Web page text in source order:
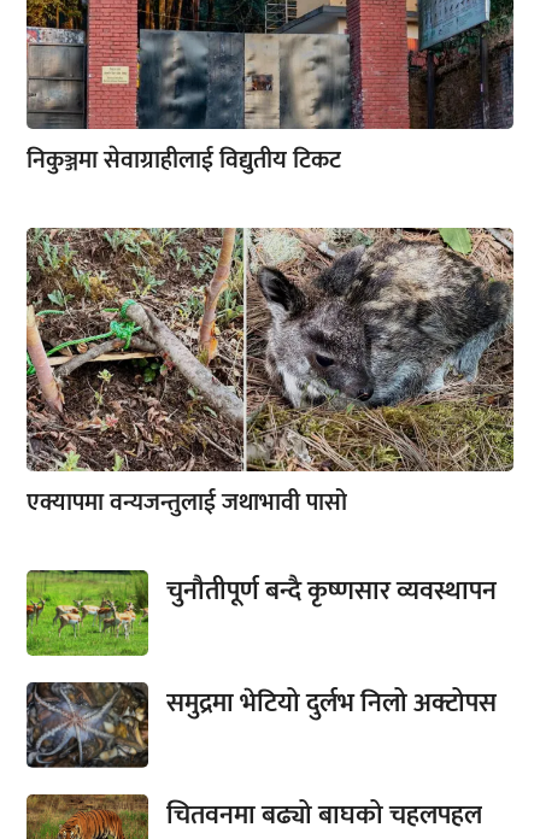
निकुञ्जमा सेवाग्राहीलाई विद्युतीय टिकट
एक्यापमा वन्यजन्तुलाई जथाभावी पासो
चुनौतीपूर्ण बन्दै कृष्णसार व्यवस्थापन
समुद्रमा भेटियो दुर्लभ निलो अक्टोपस
चितवनमा बढ्यो बाघको चहलपहल